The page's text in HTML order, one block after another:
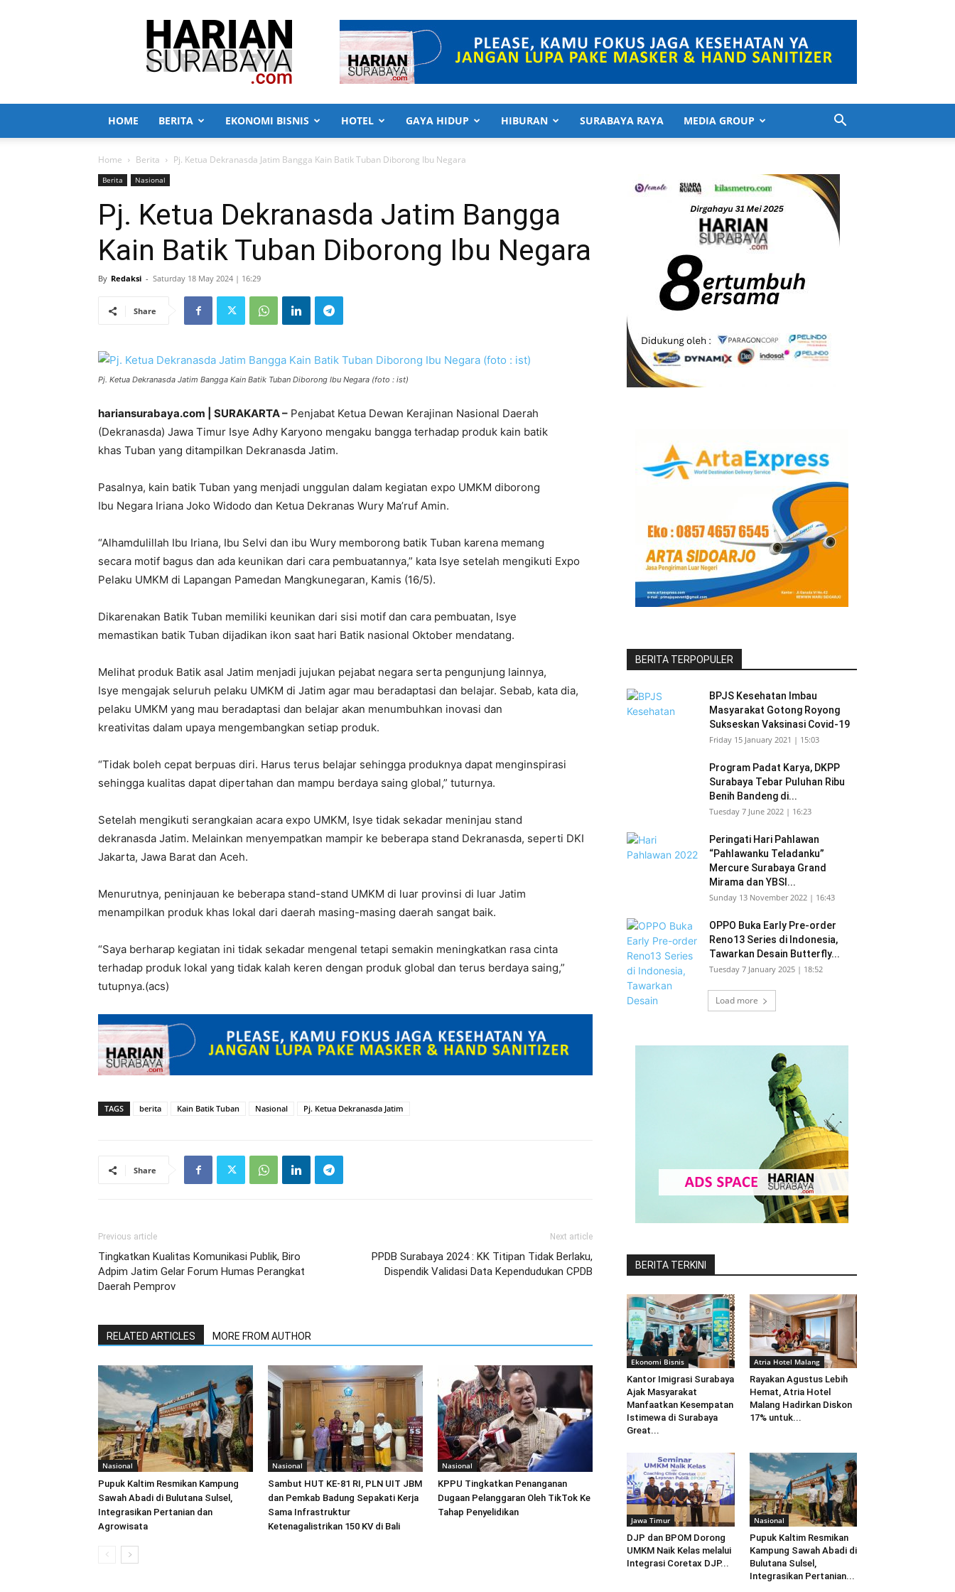
Harian
Surabaya
HOME BERITA EKONOMI BISNIS HOTEL GAYA HIDUP HIBURAN SURABAYA RAYA MEDIA GROUP
Home Berita Pj. Ketua Dekranasda Jatim Bangga Kain Batik Tuban Diborong Ibu Negara
Berita Nasional
Pj. Ketua Dekranasda Jatim Bangga
Kain Batik Tuban Diborong Ibu Negara
By Redaksi - Saturday 18 May 2024 | 16:29
Share
Pj. Ketua Dekranasda Jatim Bangga Kain Batik Tuban Diborong Ibu Negara (foto : ist)
hariansurabaya.com | SURAKARTA – Penjabat Ketua Dewan Kerajinan Nasional Daerah
(Dekranasda) Jawa Timur Isye Adhy Karyono mengaku bangga terhadap produk kain batik
khas Tuban yang ditampilkan Dekranasda Jatim.
Pasalnya, kain batik Tuban yang menjadi unggulan dalam kegiatan expo UMKM diborong
Ibu Negara Iriana Joko Widodo dan Ketua Dekranas Wury Ma’ruf Amin.
“Alhamdulillah Ibu Iriana, Ibu Selvi dan ibu Wury memborong batik Tuban karena memang
secara motif bagus dan ada keunikan dari cara pembuatannya,” kata Isye setelah mengikuti Expo
Pelaku UMKM di Lapangan Pamedan Mangkunegaran, Kamis (16/5).
Dikarenakan Batik Tuban memiliki keunikan dari sisi motif dan cara pembuatan, Isye
memastikan batik Tuban dijadikan ikon saat hari Batik nasional Oktober mendatang.
Melihat produk Batik asal Jatim menjadi jujukan pejabat negara serta pengunjung lainnya,
Isye mengajak seluruh pelaku UMKM di Jatim agar mau beradaptasi dan belajar. Sebab, kata dia,
pelaku UMKM yang mau beradaptasi dan belajar akan menumbuhkan inovasi dan
kreativitas dalam upaya mengembangkan setiap produk.
“Tidak boleh cepat berpuas diri. Harus terus belajar sehingga produknya dapat menginspirasi
sehingga kualitas dapat dipertahan dan mampu berdaya saing global,” tuturnya.
Setelah mengikuti serangkaian acara expo UMKM, Isye tidak sekadar meninjau stand
dekranasda Jatim. Melainkan menyempatkan mampir ke beberapa stand Dekranasda, seperti DKI
Jakarta, Jawa Barat dan Aceh.
Menurutnya, peninjauan ke beberapa stand-stand UMKM di luar provinsi di luar Jatim
menampilkan produk khas lokal dari daerah masing-masing daerah sangat baik.
“Saya berharap kegiatan ini tidak sekadar mengenal tetapi semakin meningkatkan rasa cinta
terhadap produk lokal yang tidak kalah keren dengan produk global dan terus berdaya saing,”
tutupnya.(acs)
TAGS berita Kain Batik Tuban Nasional Pj. Ketua Dekranasda Jatim
Share
Previous article
Tingkatkan Kualitas Komunikasi Publik, Biro
Adpim Jatim Gelar Forum Humas Perangkat
Daerah Pemprov
Next article
PPDB Surabaya 2024 : KK Titipan Tidak Berlaku,
Dispendik Validasi Data Kependudukan CPDB
RELATED ARTICLES MORE FROM AUTHOR
Nasional
Pupuk Kaltim Resmikan Kampung
Sawah Abadi di Bulutana Sulsel,
Integrasikan Pertanian dan
Agrowisata
Nasional
Sambut HUT KE-81 RI, PLN UIT JBM
dan Pemkab Badung Sepakati Kerja
Sama Infrastruktur
Ketenagalistrikan 150 KV di Bali
Nasional
KPPU Tingkatkan Penanganan
Dugaan Pelanggaran Oleh TikTok Ke
Tahap Penyelidikan
BERITA TERPOPULER
BPJS Kesehatan Imbau
Masyarakat Gotong Royong
Sukseskan Vaksinasi Covid-19
Friday 15 January 2021 | 15:03
Program Padat Karya, DKPP
Surabaya Tebar Puluhan Ribu
Benih Bandeng di...
Tuesday 7 June 2022 | 16:23
Peringati Hari Pahlawan
“Pahlawanku Teladanku”
Mercure Surabaya Grand
Mirama dan YBSI...
Sunday 13 November 2022 | 16:43
OPPO Buka Early Pre-order
Reno13 Series di Indonesia,
Tawarkan Desain Butterfly...
Tuesday 7 January 2025 | 18:52
Load more
BERITA TERKINI
Ekonomi Bisnis
Kantor Imigrasi Surabaya
Ajak Masyarakat
Manfaatkan Kesempatan
Istimewa di Surabaya
Great...
Atria Hotel Malang
Rayakan Agustus Lebih
Hemat, Atria Hotel
Malang Hadirkan Diskon
17% untuk...
Jawa Timur
DJP dan BPOM Dorong
UMKM Naik Kelas melalui
Integrasi Coretax DJP...
Nasional
Pupuk Kaltim Resmikan
Kampung Sawah Abadi di
Bulutana Sulsel,
Integrasikan Pertanian...